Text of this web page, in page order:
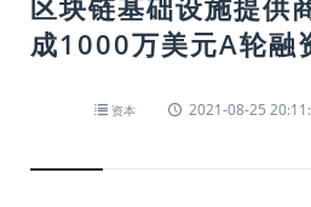
区块链基础设施提
成1000万美元A轮融
资本 2021-08-25